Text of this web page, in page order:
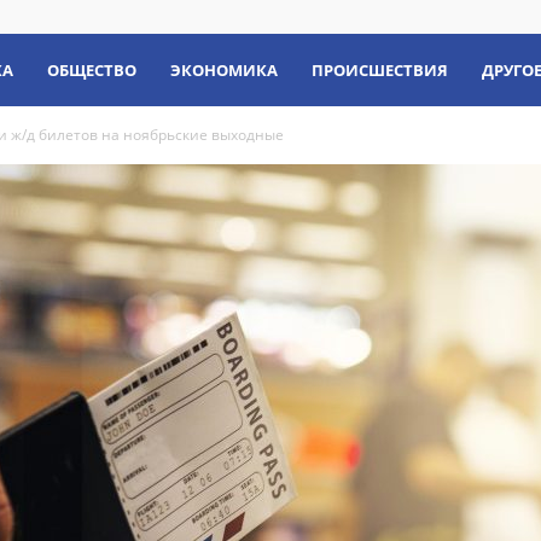
ОБЩЕСТВО ЭКОНОМИКА ПРОИСШЕСТВИЯ ДРУГОЕ
ж/д билетов на ноябрьские выходные